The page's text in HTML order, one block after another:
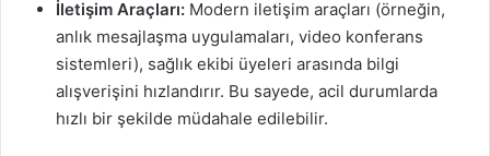
İletişim Araçları: Modern iletişim araçları (örneğin,
anlık mesajlaşma uygulamaları, video konferans
sistemleri), sağlık ekibi üyeleri arasında bilgi
alışverişini hızlandırır. Bu sayede, acil durumlarda
hızlı bir şekilde müdahale edilebilir.